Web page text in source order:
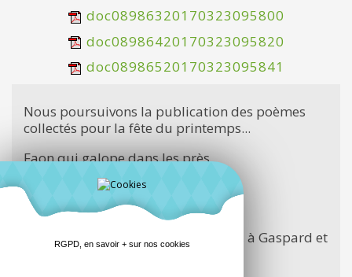
doc08986320170323095800
doc08986420170323095820
doc08986520170323095841
Nous poursuivons la publication des poèmes
collectés pour la fête du printemps...
Faon qui galope dans les près
Et qui est si joli
Un oiseau se pose sur une branche
(..)
Merci à tous les poètes du quartier, à Gaspard et
.. à Gaelle pour la photo..
RGPD, en savoir + sur nos cookies